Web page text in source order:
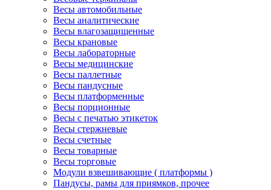
Весы автомобильные
Весы аналитические
Весы влагозащищенные
Весы крановые
Весы лабораторные
Весы медицинские
Весы паллетные
Весы пандусные
Весы платформенные
Весы порционные
Весы с печатью этикеток
Весы стержневые
Весы счетные
Весы товарные
Весы торговые
Модули взвешивающие ( платформы )
Пандусы, рамы для приямков, прочее